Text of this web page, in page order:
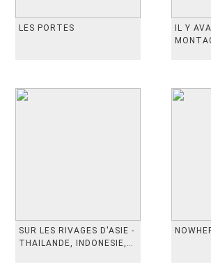
LES PORTES
IL Y
SUR LES RIVAGES D'ASIE -
THAILANDE, INDONESIE,